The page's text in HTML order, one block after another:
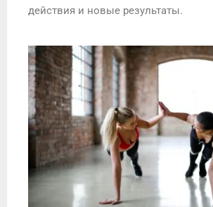
действия и новые результаты.